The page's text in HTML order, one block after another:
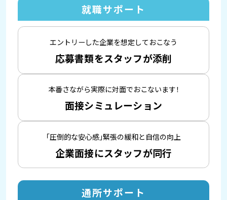
就職サポート
エントリーした企業を想定しておこなう
応募書類をスタッフが添削
本番さながら実際に対面でおこないます！
面接シミュレーション
「圧倒的な安心感」緊張の緩和と自信の向上
企業面接にスタッフが同行
通所サポート